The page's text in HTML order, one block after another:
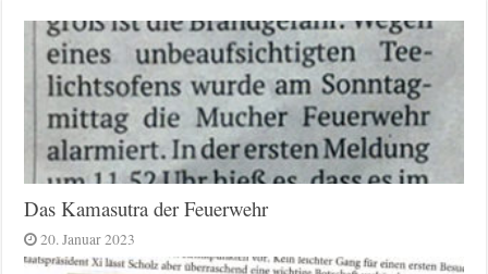
Das Kamasutra der Feuerwehr
20. Januar 2023